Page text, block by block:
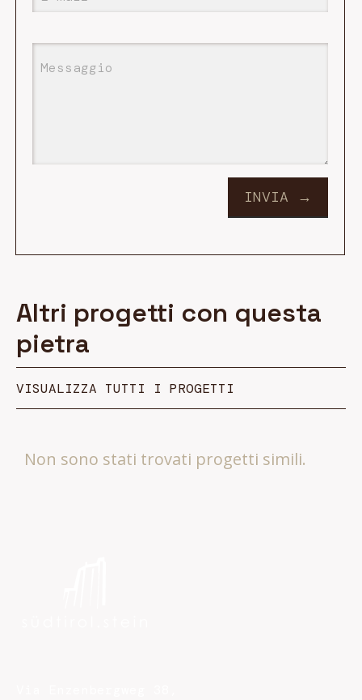
Altri progetti con questa
pietra
VISUALIZZA TUTTI I PROGETTI
Non sono stati trovati progetti simili.